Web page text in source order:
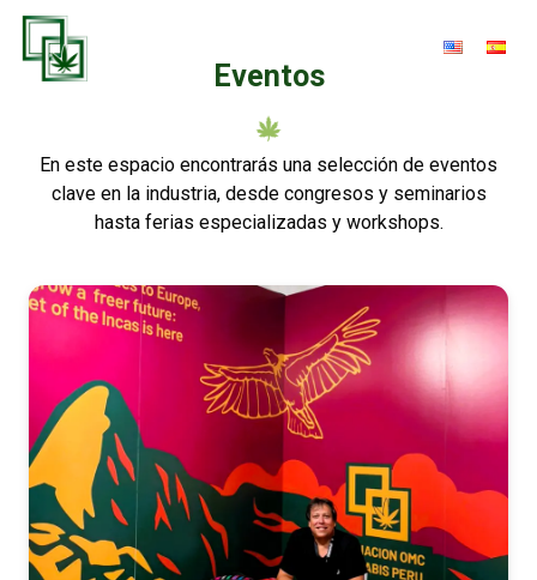
Eventos
En este espacio encontrarás una selección de eventos
clave en la industria, desde congresos y seminarios
hasta ferias especializadas y workshops.